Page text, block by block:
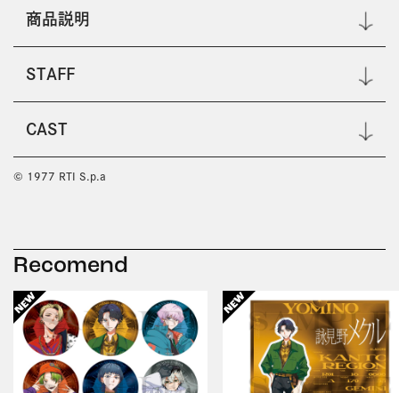
商品説明
STAFF
CAST
© 1977 RTI S.p.a
Recomend